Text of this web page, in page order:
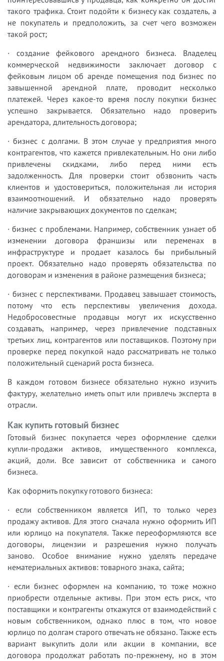
такого трафика. Стоит подойти к бизнесу как создатель, а
не покупатель и предположить, за счет чего возможен
такой рост;
· создание фейкового арендного бизнеса. Владелец
коммерческой недвижимости заключает договор с
фейковым лицом об аренде помещения под бизнес по
завышенной арендной плате, проводит несколько
платежей. Через какое-то время послу покупки бизнес
успешно закрывается. Обязательно надо проверить
арендатора, длительность договора;
· бизнес с долгами. В этом случае у предприятия много
контрагентов, что кажется привлекательным. Но они либо
привлечены скидками, либо перед ними есть
задолженность. Для проверки стоит обзвонить часть
клиентов и удостовериться, положительная ли история
взаимоотношений. И обязательно надо проверять
наличие закрывающих документов по сделкам;
· бизнес с проблемами. Например, собственник узнает об
изменении договора франшизы или переменах в
инфраструктуре и продает казалось бы прибыльный
проект. Обязательно надо проверять обязательства по
договорам и изменения в районе размещения бизнеса;
· бизнес с перспективами. Продавец завышает стоимость,
потому что есть перспективы увеличения дохода.
Недобросовестные продавцы могут их искусственно
создавать, например, через привлечение подставных
третьих лиц, контрагентов или поставщиков. Поэтому при
проверке перед покупкой надо рассматривать не только
положительный сценарий роста бизнеса.
В каждом готовом бизнесе обязательно нужно изучить
фактуру, желательно иметь опыт или привлечь эксперта в
отрасли.
Как купить готовый бизнес
Готовый бизнес покупается через оформление сделки
купли-продажи активов, имущественного комплекса,
акций, доли. Все зависит от собственника и самого
бизнеса.
Как оформить покупку готового бизнеса:
· если собственником является ИП, то только через
продажу активов. Для этого сначала нужно оформить ИП
или юрлицо на покупателя. Также переоформляются все
договоры, лицензии и разрешения нужно получать
заново. Особое внимание нужно уделять передаче
нематериальных активов: товарного знака, сайта;
· если бизнес оформлен на компанию, то тоже можно
приобрести отдельные активы. При этом есть риск, что
поставщики и контрагенты откажутся от взаимодействий с
новым собственником, однако плюс в том, что новое
юрлицо по долгам старого отвечать не обязано. Также есть
вариант выкупить доли или акции в компании, все
договора продолжат работать по-прежнему, но в этом